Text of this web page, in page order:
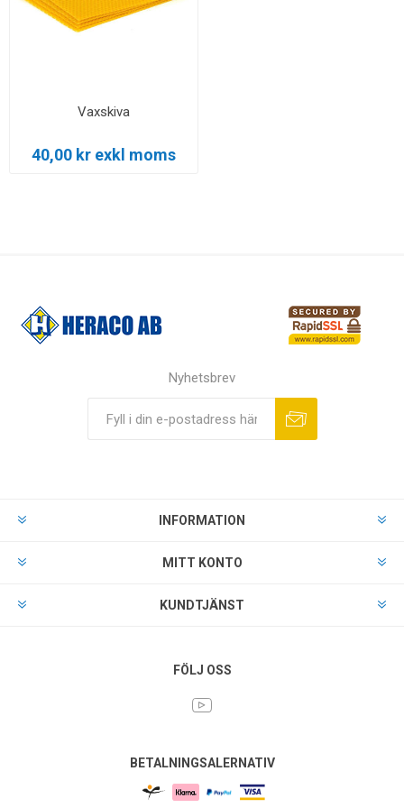
Vaxskiva
40,00 kr exkl moms
Nyhetsbrev
INFORMATION
MITT KONTO
KUNDTJÄNST
FÖLJ OSS
BETALNINGSALERNATIV